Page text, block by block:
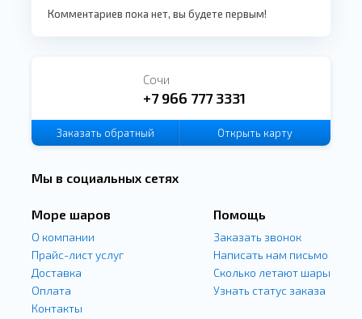
Комментариев пока нет, вы будете первым!
Сочи
+7 966 777 3331
Заказать обратный
Открыть карту
Мы в социальных сетях
Море шаров
О компании
Прайс-лист услуг
Доставка
Оплата
Контакты
Помощь
Заказать звонок
Написать нам письмо
Сколько летают шары
Узнать статус заказа